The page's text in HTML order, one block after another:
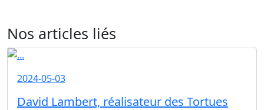
Nos articles liés
2024-05-03
David Lambert, réalisateur des Tortues